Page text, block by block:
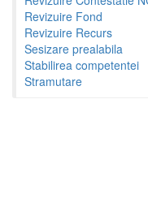
Revizuire Fond
Revizuire Recurs
Sesizare prealabila
Stabilirea competentei
Stramutare